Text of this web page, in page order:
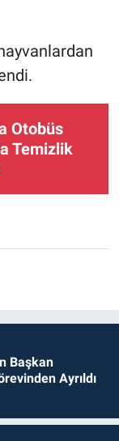
Otobüs
Temizlik
Başkan
Ayrıldı